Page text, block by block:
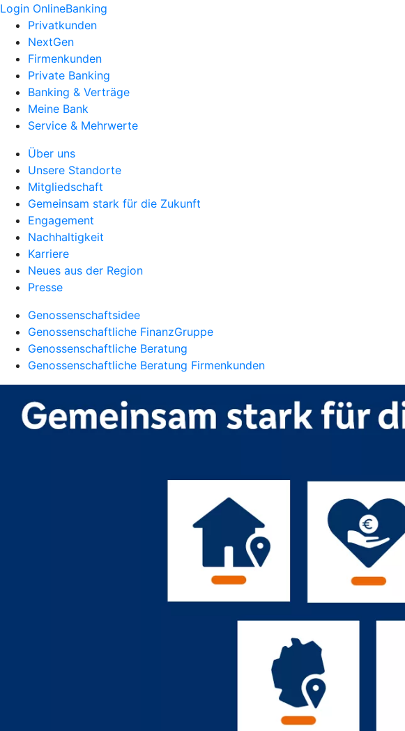
Login OnlineBanking
Privatkunden
NextGen
Firmenkunden
Private Banking
Banking & Verträge
Meine Bank
Service & Mehrwerte
Über uns
Unsere Standorte
Mitgliedschaft
Gemeinsam stark für die Zukunft
Engagement
Nachhaltigkeit
Karriere
Neues aus der Region
Presse
Genossenschaftsidee
Genossenschaftliche FinanzGruppe
Genossenschaftliche Beratung
Genossenschaftliche Beratung Firmenkunden